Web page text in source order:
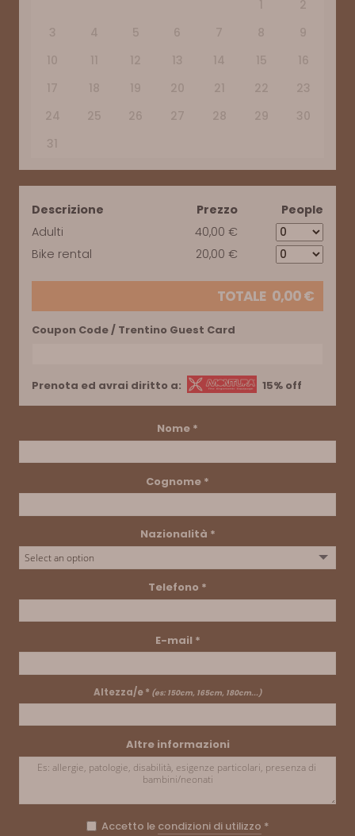
1
2
3
4 5 6 7 8
9
10
11 12 13 14 15
16
17
18 19 20 21 22
23
24
25 26 27 28 29
30
31
Descrizione Prezzo
People
Adulti
40,00 €
Bike rental
20,00 €
TOTALE 0,00€
Coupon Code / Trentino Guest Card
Prenota ed avrai diritto a: 15% off
Nome *
Cognome *
Nazionalità *
Telefono *
E-mail *
Altezza/e * (es: 150cm, 165cm, 180cm...)
Altre informazioni
Accetto le condizioni di utilizzo *